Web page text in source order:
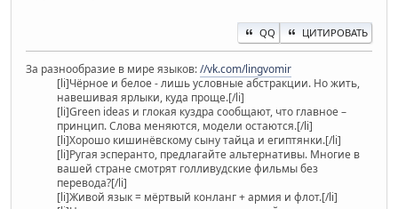
QQ ЦИТИРОВАТЬ
За разнообразие в мире языков://vk.com/lingvomir
[li]Чёрное и белое - лишь условные абстракции. Но жить,
навешивая ярлыки, куда проще.[/li]
[li]Green ideas и глокая куздра сообщают, что главное –
принцип. Слова меняются, модели остаются.[/li]
[li]Хорошо кишинёвскому сыну тайца и египтянки.[/li]
[li]Ругая эсперанто, предлагайте альтернативы. Многие в
вашей стране смотрят голливудские фильмы без
перевода?[/li]
[li]Живой язык = мёртвый конланг + армия и флот.[/li]